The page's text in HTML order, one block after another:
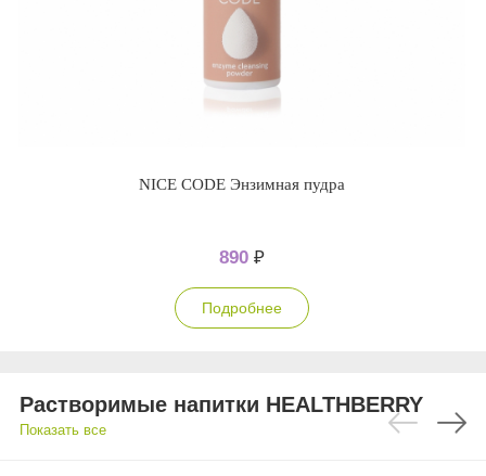
NICE CODE Энзимная пудра
890 ₽
Подробнее
Растворимые напитки HEALTHBERRY
Показать все